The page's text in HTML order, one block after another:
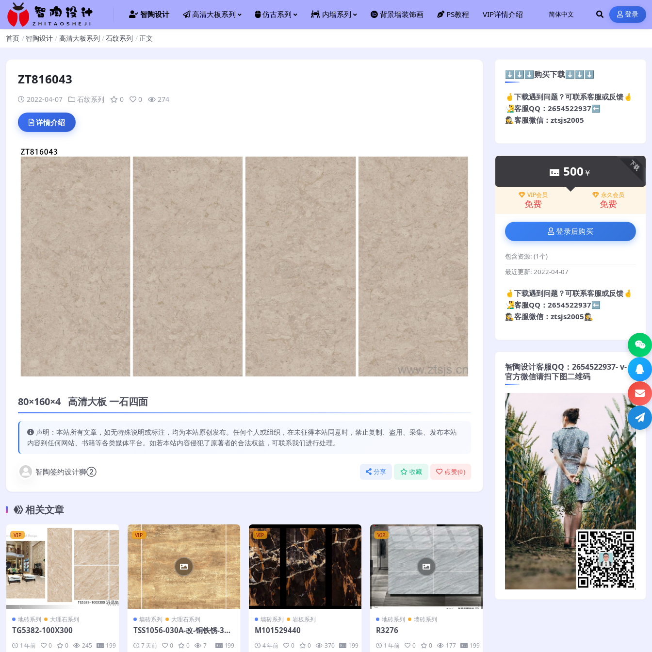
智陶设计 高清大板系列 仿古系列 内墙系列 背景墙装饰画 PS教程 VIP详情介绍 登录
首页 智陶设计 高清大板系列 石纹系列 正文
ZT816043
2022-04-07 石纹系列 0 0 274
详情介绍
80×160×4 高清大板 一石四面
声明：本站所有文章，如无特殊说明或标注，均为本站原创发布。任何个人或组织，在未征得本站同意时，禁止复制、盗用、采集、发布本站
内容到任何网站、书籍等各类媒体平台。如若本站内容侵犯了原著者的合法权益，可联系我们进行处理。
智陶签约设计狮② 分享 收藏 点赞(0)
相关文章
VIP
地砖系列 大理石系列
TG5382-100X300
1 年前 0 0 245 199
VIP
墙砖系列 大理石系列
TSS1056-030A-改-铜铁锈-300
7 天前 0 0 7 199
VIP
墙砖系列 岩板系列
M101529440
4 年前 0 0 370 199
VIP
地砖系列 墙砖系列
R3276
1 年前 0 0 177 199
⬇️⬇️⬇️购买下载⬇️⬇️⬇️
🤞下载遇到问题？可联系客服或反馈🤞
🧏‍♂️客服QQ：2654522937⬅️
🕵️‍♀️客服微信：ztsjs2005
下载
500 ￥
VIP会员
免费
永久会员
免费
登录后购买
包含资源: (1个)
最近更新: 2022-04-07
🤞下载遇到问题？可联系客服或反馈🤞
🧏‍♂️客服QQ：2654522937⬅️
🕵️‍♀️客服微信：ztsjs2005🕵️‍♀️
智陶设计客服QQ：2654522937- v-
官方微信请扫下图二维码